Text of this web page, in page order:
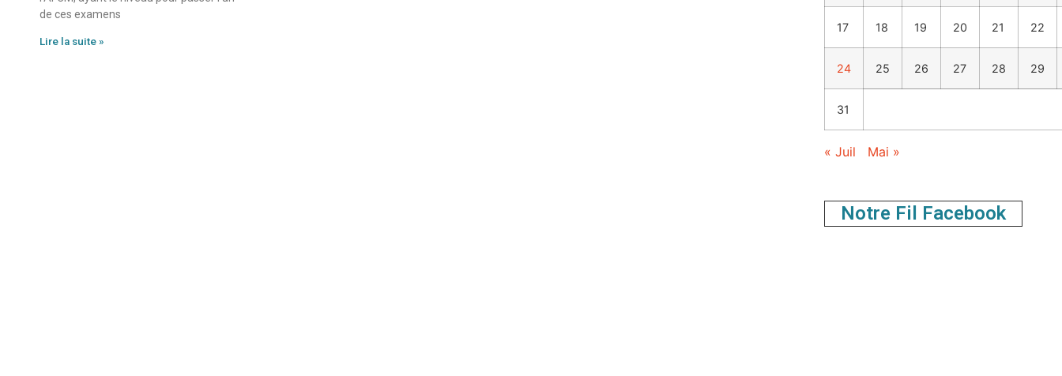
de ces examens
Lire la suite »
17 18 19 20 21 22
24 25 26 27 28 29
31
« Juil Mai »
Notre Fil Facebook